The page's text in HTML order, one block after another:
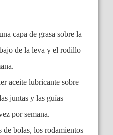
capa de grasa sobre la
de la leva y el rodillo
aceite lubricante sobre
juntas y las guías
por semana.
de bolas, los rodamientos